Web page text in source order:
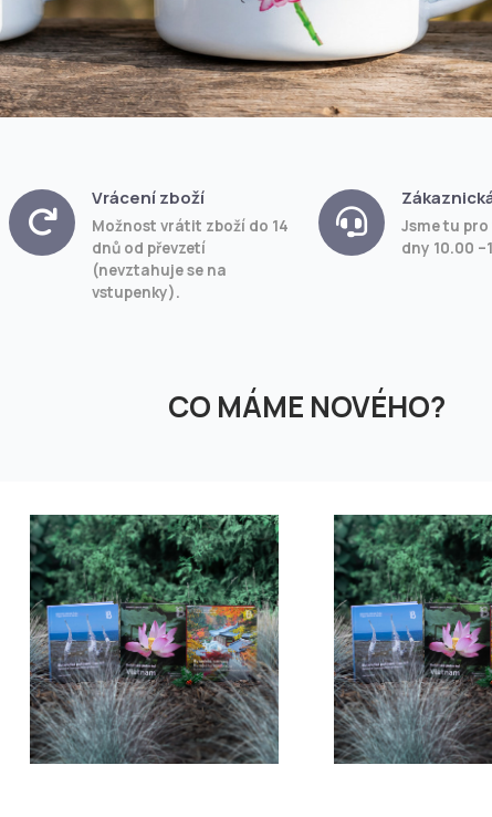
Vrácení zboží
Možnost vrátit zboží do 14
dnů od převzetí
(nevztahuje se na
vstupenky).
Jsme tu pro
dny 10.00
CO MÁME NOVÉHO?